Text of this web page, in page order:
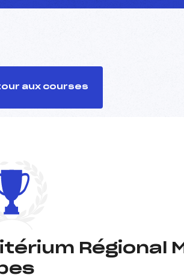
aux courses
Régional